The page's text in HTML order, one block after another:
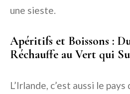
une sieste.
Apéritifs et Boissons :
Réchauffe au Vert qui
L’Irlande, c’est aussi le